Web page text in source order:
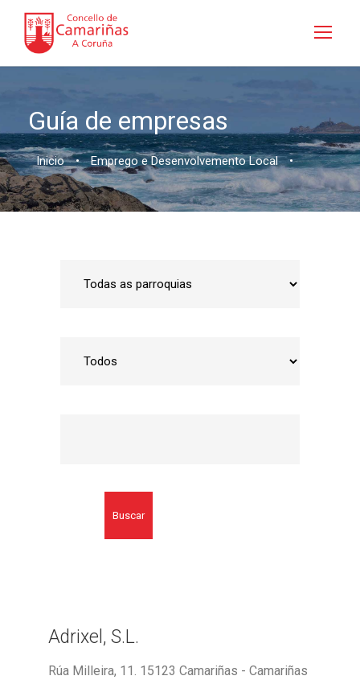
Guía de empresas
Inicio • Emprego e Desenvolvemento Local •
Buscar
Adrixel, S.L.
Rúa Milleira, 11. 15123 Camariñas - Camariñas